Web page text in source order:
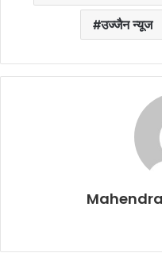
उज्जैन न्यूज